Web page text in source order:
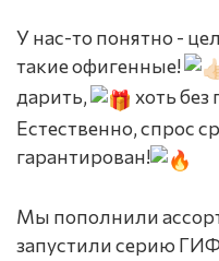
У нас-то понятно -
такие офигенные!
дарить,
хоть без
Естественно, спрос
гарантирован!
Мы пополнили
запустили серию